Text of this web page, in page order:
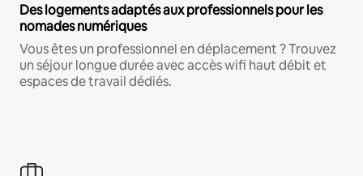
Des logements adaptés aux professionnels pour les
nomades numériques
Vous êtes un professionnel en déplacement ? Trouvez
un séjour longue durée avec accès wifi haut débit et
espaces de travail dédiés.